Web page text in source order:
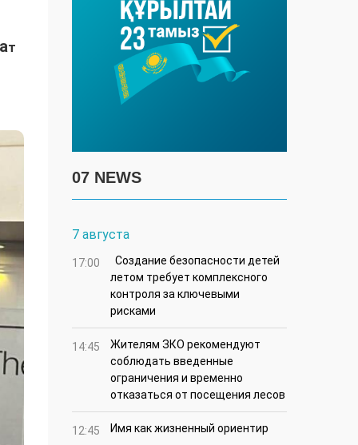
т
07 NEWS
7 августа
17:00
Создание безопасности детей
летом требует комплексного
контроля за ключевыми
рисками
14:45
Жителям ЗКО рекомендуют
соблюдать введенные
ограничения и временно
отказаться от посещения лесов
12:45 Имя как жизненный ориентир